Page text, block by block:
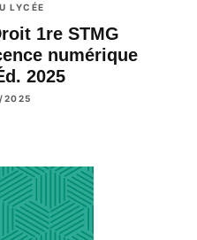
LYCÉE
1re STMG
numérique
2025
2025